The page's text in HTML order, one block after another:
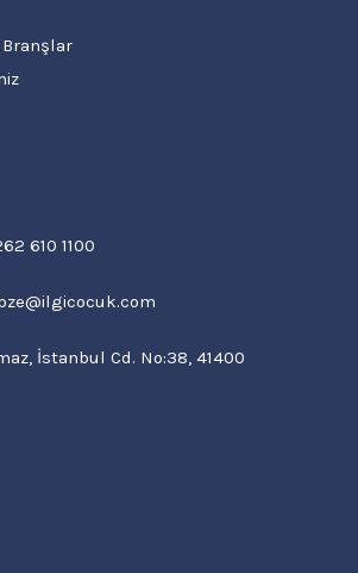
610 1100
İstanbul Cd. No:38, 41400